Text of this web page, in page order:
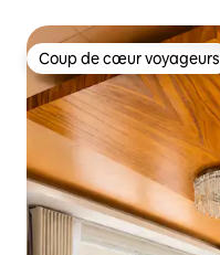
Coup de cœur voyageurs
Coup de cœur voyageurs